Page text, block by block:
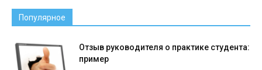
Популярное
Отзыв руководителя о практике студента:
пример